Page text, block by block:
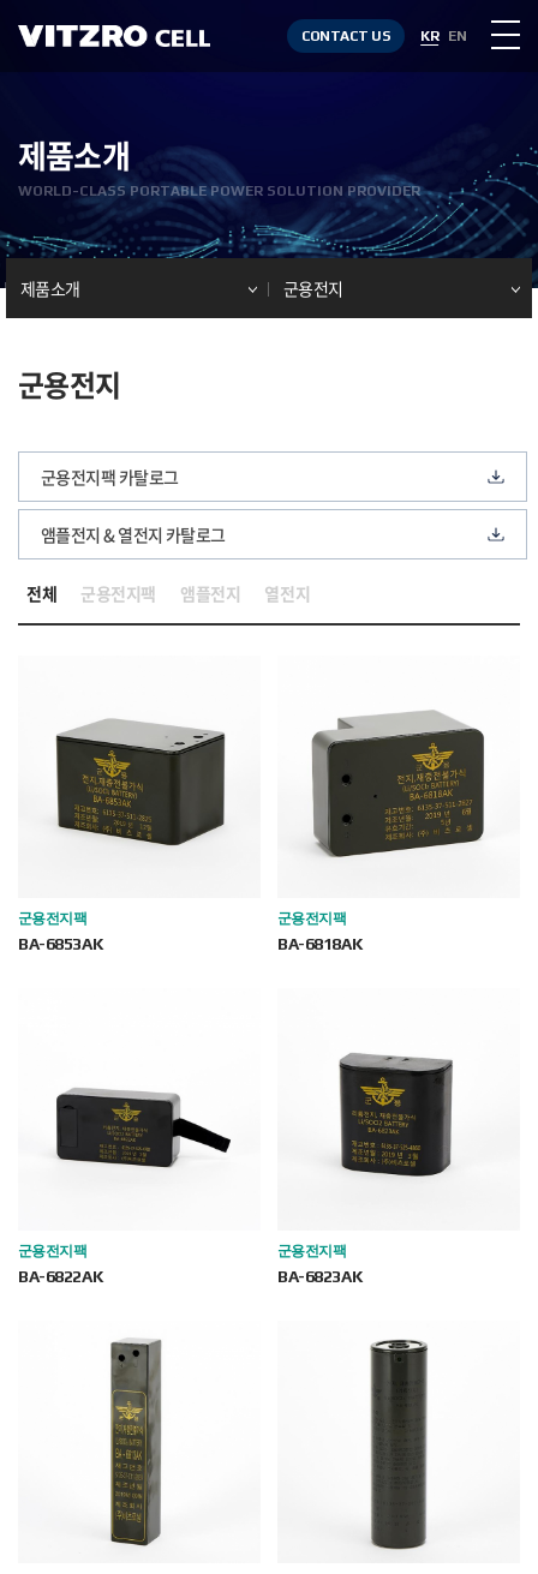
CONTACT US KR EN
제품소개
WORLD-CLASS PORTABLE POWER SOLUTION PROVIDER
제품소개 군용전지
군용전지
군용전지팩 카탈로그
앰플전지 & 열전지 카탈로그
전체 군용전지팩 앰플전지 열전지
군용전지팩
BA-6853AK
군용전지팩
BA-6818AK
군용전지팩
BA-6822AK
군용전지팩
BA-6823AK